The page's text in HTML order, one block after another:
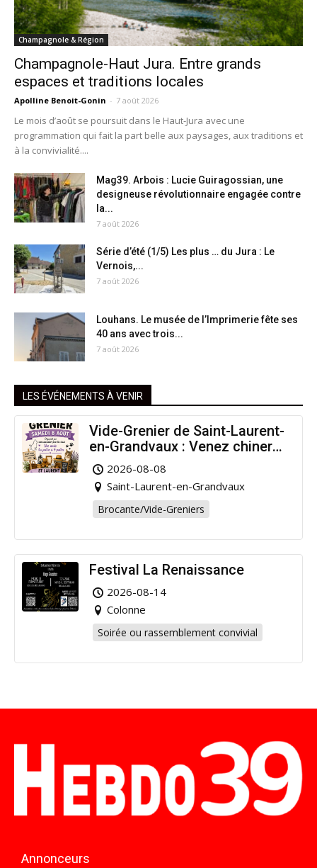
Champagnole & Région
Champagnole-Haut Jura. Entre grands
espaces et traditions locales
Apolline Benoit-Gonin - 7 août 2026
Le mois d’août se poursuit dans le Haut-Jura avec une
programmation qui fait la part belle aux paysages, aux traditions et
à la convivialité....
Mag39. Arbois : Lucie Guiragossian, une
designeuse révolutionnaire engagée contre
la...
7 août 2026
Série d’été (1/5) Les plus … du Jura : Le
Vernois,...
7 août 2026
Louhans. Le musée de l’Imprimerie fête ses
40 ans avec trois...
7 août 2026
LES ÉVÉNEMENTS À VENIR
Vide-Grenier de Saint-Laurent-
en-Grandvaux : Venez chiner
pour la bonne cause !
2026-08-08
Saint-Laurent-en-Grandvaux
Brocante/Vide-Greniers
Festival La Renaissance
2026-08-14
Colonne
Soirée ou rassemblement convivial